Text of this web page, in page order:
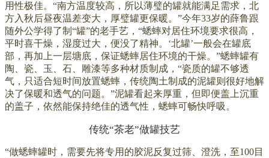
用性极佳。 “南方温度较高，所以薄璧的罐就能满足需求，北
方入秋后昼夜温差变大，厚璧罐更保暖。”今年33岁的薛鲁跟
随外公学得了制“罐”的老手艺，“蟋蟀对居住环境要求很高，
平时喜干燥，湿度过大，便没了精神。‘北罐’一般会在罐底
部，再加上一层塘底，保证蟋蟀居住环境的干燥。”蟋蟀罐有
陶、瓷、玉、石、雕漆等多种材质制成，“瓷质的罐不够透
气，只适合短时间放置蟋蟀，传统陶土制成的泥罐则很好地解
决了保暖和透气的问题。”泥罐看起来厚重，但即便盖上沉重
的盖子，依然能保持绝佳的透气性，蟋蟀可畅快呼吸。
传统“茶老”做罐技艺
“做蟋蟀罐时，需要先将专用的胶泥反复过筛、澄洗，至100目